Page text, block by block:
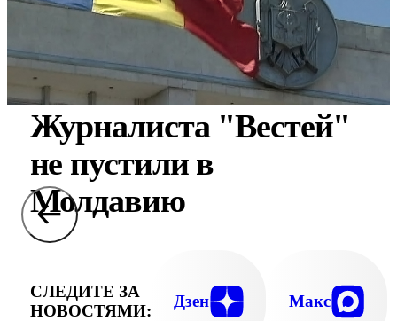
Журналиста "Вестей"
не пустили в
Молдавию
СЛЕДИТЕ ЗА
НОВОСТЯМИ:
Дзен Макс